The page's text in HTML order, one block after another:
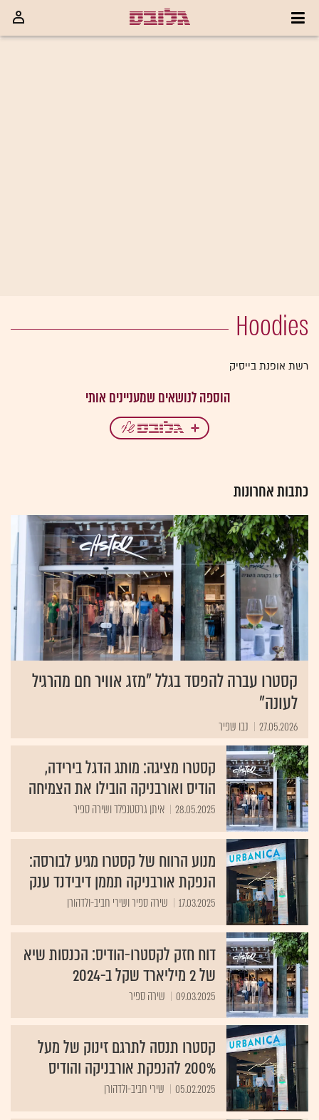
Hoodies
רשת אופנת בייסיק
כתבות אחרונות
קסטרו עברה להפסד בגלל "מזג אוויר חם מהרגיל
לעונה"
27.05.2026 נבו שפיר
קסטרו מציגה: מותג הדגל בירידה,
הודיס ואורבניקה הובילו את הצמיחה
28.05.2025 איתן גרסטנפלד ושירה ספיר
מנוע הרווח של קסטרו מגיע לבורסה:
הנפקת אורבניקה תממן דיבידנד ענק
17.03.2025 שירה ספיר ושירי חביב-ולדהורן
דוח חזק לקסטרו-הודיס: הכנסות שיא
של 2 מיליארד שקל ב-2024
09.03.2025 שירה ספיר
קסטרו תנסה לתרגם זינוק של מעל
200% להנפקת אורבניקה והודיס
05.02.2025 שירי חביב-ולדהורן